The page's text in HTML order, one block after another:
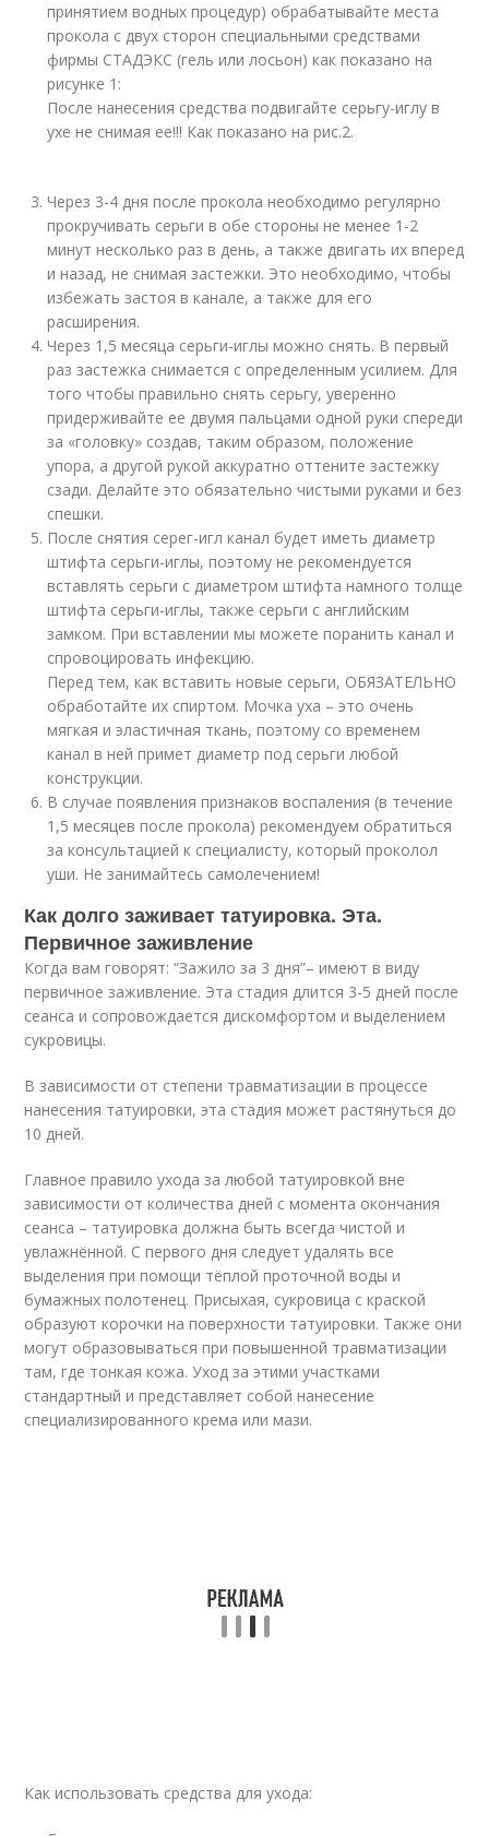
принятием водных процедур) обрабатывайте места
прокола с двух сторон специальными средствами
фирмы СТАДЭКС (гель или лосьон) как показано на
рисунке 1:
После нанесения средства подвигайте серьгу-иглу в
ухе не снимая ее!!! Как показано на рис.2.
Через 3-4 дня после прокола необходимо регулярно
прокручивать серьги в обе стороны не менее 1-2
минут несколько раз в день, а также двигать их вперед
и назад, не снимая застежки. Это необходимо, чтобы
избежать застоя в канале, а также для его
расширения.
Через 1,5 месяца серьги-иглы можно снять. В первый
раз застежка снимается с определенным усилием. Для
того чтобы правильно снять серьгу, уверенно
придерживайте ее двумя пальцами одной руки спереди
за «головку» создав, таким образом, положение
упора, а другой рукой аккуратно оттените застежку
сзади. Делайте это обязательно чистыми руками и без
спешки.
После снятия серег-игл канал будет иметь диаметр
штифта серьги-иглы, поэтому не рекомендуется
вставлять серьги с диаметром штифта намного толще
штифта серьги-иглы, также серьги с английским
замком. При вставлении мы можете поранить канал и
спровоцировать инфекцию.
Перед тем, как вставить новые серьги, ОБЯЗАТЕЛЬНО
обработайте их спиртом. Мочка уха – это очень
мягкая и эластичная ткань, поэтому со временем
канал в ней примет диаметр под серьги любой
конструкции.
В случае появления признаков воспаления (в течение
1,5 месяцев после прокола) рекомендуем обратиться
за консультацией к специалисту, который проколол
уши. Не занимайтесь самолечением!
Как долго заживает татуировка. Эта.
Первичное заживление
Когда вам говорят: “Зажило за 3 дня”– имеют в виду
первичное заживление. Эта стадия длится 3-5 дней после
сеанса и сопровождается дискомфортом и выделением
сукровицы.
В зависимости от степени травматизации в процессе
нанесения татуировки, эта стадия может растянуться до
10 дней.
Главное правило ухода за любой татуировкой вне
зависимости от количества дней с момента окончания
сеанса – татуировка должна быть всегда чистой и
увлажнённой. С первого дня следует удалять все
выделения при помощи тёплой проточной воды и
бумажных полотенец. Присыхая, сукровица с краской
образуют корочки на поверхности татуировки. Также они
могут образовываться при повышенной травматизации
там, где тонкая кожа. Уход за этими участками
стандартный и представляет собой нанесение
специализированного крема или мази.
Как использовать средства для ухода: